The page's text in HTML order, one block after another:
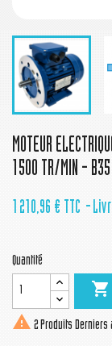
MOTEUR
1500 TR/MIN - B35
1 210,96 € TTC
Quantité

 2 Produits